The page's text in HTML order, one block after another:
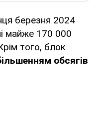
березня 2024
майже 170 000
того, блок
обсягів